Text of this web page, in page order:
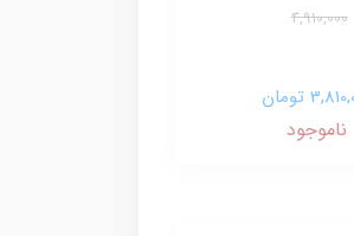
4,910,000
تومان
ناموجود